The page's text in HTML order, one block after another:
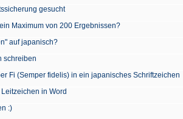
gesucht
Maximum von 200 Ergebnissen?
auf japanisch?
schreiben
Fi (Semper fidelis) in ein japanisches Schriftzeichen
in Word
:)